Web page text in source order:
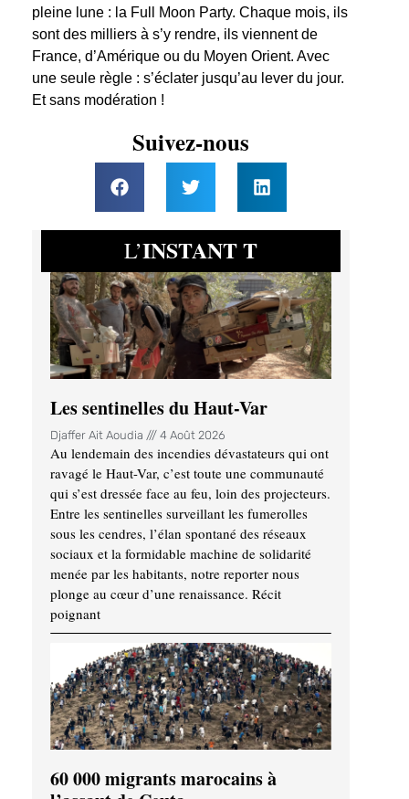
pleine lune : la Full Moon Party. Chaque mois, ils
sont des milliers à s’y rendre, ils viennent de
France, d’Amérique ou du Moyen Orient. Avec
une seule règle : s’éclater jusqu’au lever du jour.
Et sans modération !
Suivez-nous
L’INSTANT T
Les sentinelles du Haut-Var
Djaffer Ait Aoudia 4 Août 2026
Au lendemain des incendies dévastateurs qui ont
ravagé le Haut-Var, c’est toute une communauté
qui s’est dressée face au feu, loin des projecteurs.
Entre les sentinelles surveillant les fumerolles
sous les cendres, l’élan spontané des réseaux
sociaux et la formidable machine de solidarité
menée par les habitants, notre reporter nous
plonge au cœur d’une renaissance. Récit
poignant
60 000 migrants marocains à